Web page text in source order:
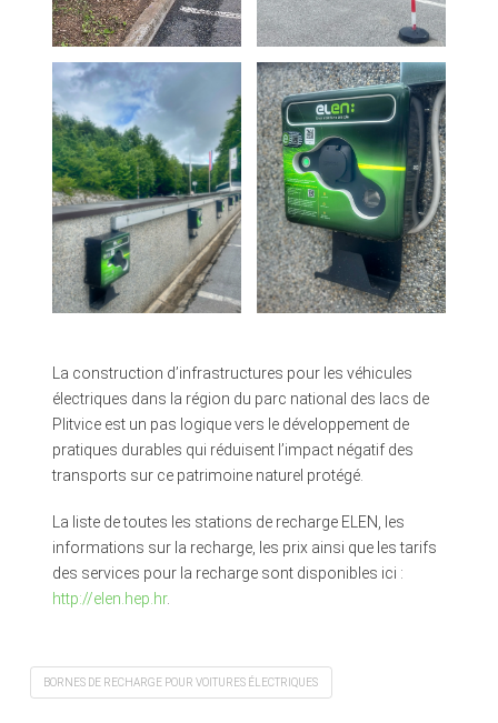
La construction d’infrastructures pour les véhicules
électriques dans la région du parc national des lacs de
Plitvice est un pas logique vers le développement de
pratiques durables qui réduisent l’impact négatif des
transports sur ce patrimoine naturel protégé.
La liste de toutes les stations de recharge ELEN, les
informations sur la recharge, les prix ainsi que les tarifs
des services pour la recharge sont disponibles ici :
http://elen.hep.hr.
BORNES DE RECHARGE POUR VOITURES ÉLECTRIQUES